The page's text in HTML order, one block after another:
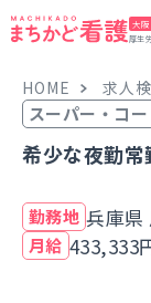
大阪
厚生
HOME 求人
スーパー・コ
希少な夜勤常
勤務地 兵庫県
月給 433,333